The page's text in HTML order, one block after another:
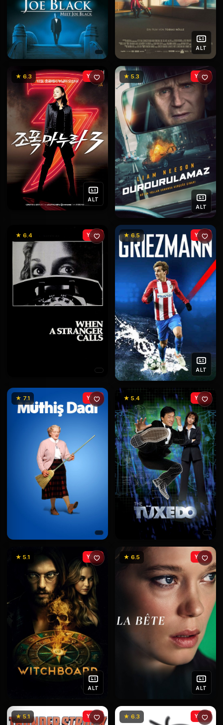
ALT
★ 6.3
ALT
YENİ ★ 5.3
ALT
YENİ
★ 6.4 YENİ ★ 6.5
ALT
YENİ
★ 7.1 YENİ ★ 5.4 YENİ
★ 5.1
ALT
YENİ ★ 6.5
ALT
YENİ
★ 5.1 YENİ ★ 6.3 YENİ